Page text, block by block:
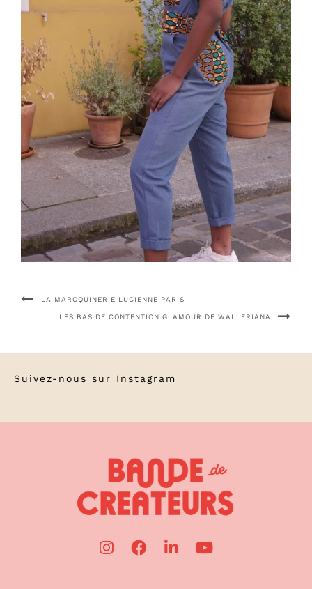
LA MAROQUINERIE LUCIENNE PARIS
LES BAS DE CONTENTION GLAMOUR DE WALLERIANA
Suivez-nous sur Instagram